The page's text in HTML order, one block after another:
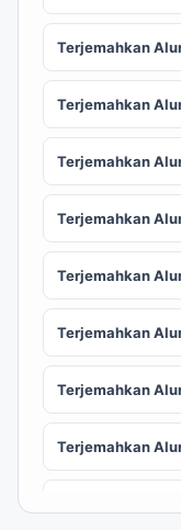
Terjemahkan
Terjemahkan
Terjemahkan
Terjemahkan
Terjemahkan
Terjemahkan
Terjemahkan
Terjemahkan